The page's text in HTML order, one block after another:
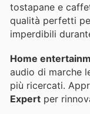
tostapane e
qualità perfetti
imperdibili
Home
audio di marche
più ricercati.
Expert per